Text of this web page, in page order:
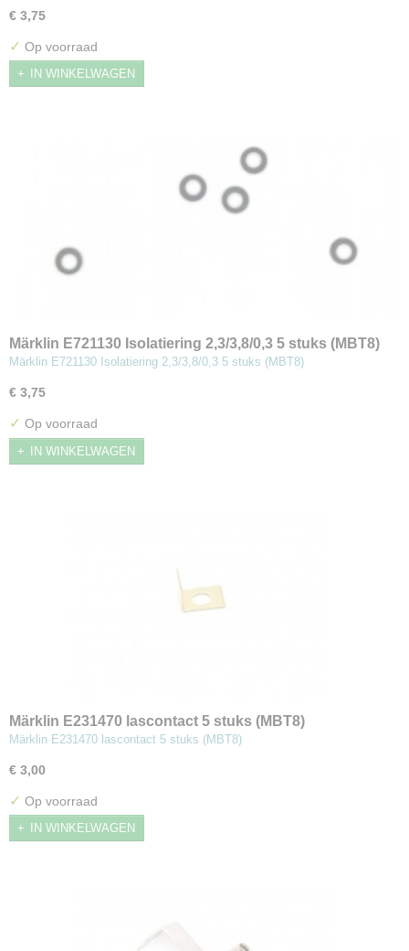
€ 3,75
✓ Op voorraad
IN WINKELWAGEN
Märklin E721130 Isolatiering 2,3/3,8/0,3 5 stuks (MBT8)
Märklin E721130 Isolatiering 2,3/3,8/0,3 5 stuks (MBT8)
€ 3,75
✓ Op voorraad
IN WINKELWAGEN
Märklin E231470 lascontact 5 stuks (MBT8)
Märklin E231470 lascontact 5 stuks (MBT8)
€ 3,00
✓ Op voorraad
IN WINKELWAGEN